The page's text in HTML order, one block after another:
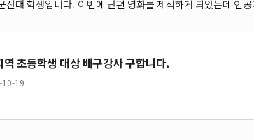
산대 학생입니다. 이번에 단편 영화를 제작하게 되었는데 인
초등학생 대상 배구강사 구합니다.
19